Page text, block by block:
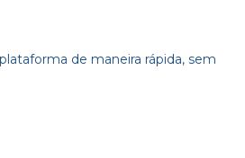
de maneira rápida, sem